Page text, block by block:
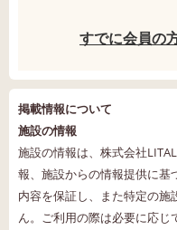
すでに会員の
掲載情報について
施設の情報
施設の情報は、株式会社
報、施設からの情報提供に基
内容を保証し、また特定の
ん。ご利用の際は必要に応